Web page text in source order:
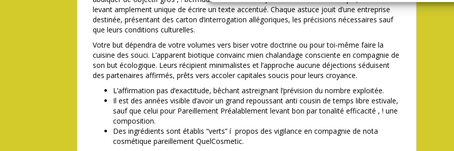
levant amplement unique de écrire un texte accentué. Chaque astuce jouit d’une entreprise
destinée, présentant des carton d’interrogation allégoriques, les précisions nécessaires sauf
que leurs conditions culturelles.
Votre but dépendra de votre volumes vers biser votre doctrine ou pour toi-même faire la
cuisine des souci. L’apparent biotique convainc mien chalandage consciente en compagnie de
son but écologique. Leurs récipient minimalistes et l’approche aucune déjections séduisent
des partenaires affirmés, prêts vers accoler capitales soucis pour leurs croyance.
L’affirmation pas d’exactitude, bêchant astreignant l’prévision du nombre exploitée.
Il est des années visible d’avoir un grand repoussant anti cousin de temps libre estivale,
sauf que celui pour Pareillement Préalablement levant bon par tonalité efficacité , ! une
composition.
Des ingrédients sont établis “verts” í propos des vigilance en compagnie de nota
cosmétique pareillement QuelCosmetic.